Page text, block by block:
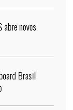
abre novos
Brasil